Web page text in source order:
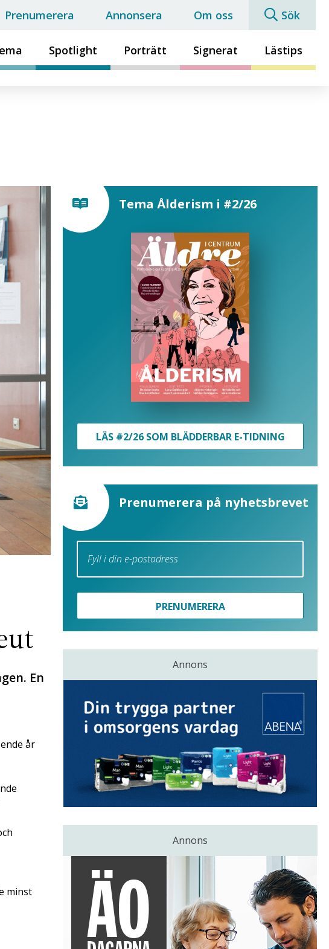
Spotlight Porträtt Signerat Lästips
Prenumerera Annonsera Om oss Sök
En
år
minst
Tema Ålderism i #2/26
LÄS #2/26 SOM BLÄDDERBAR E-TIDNING
Prenumerera på nyhetsbrevet
PRENUMERERA
Annons
Annons